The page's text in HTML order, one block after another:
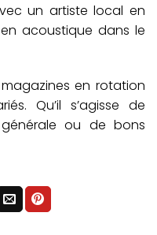
un artiste local en
acoustique dans le
en rotation
Qu’il s’agisse de
ou de bons